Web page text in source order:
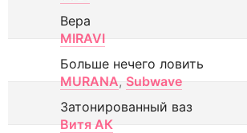
Вера
MIRAVI
Больше нечего ловить
MURANA, Subwave
Затонированный ваз
Витя АК